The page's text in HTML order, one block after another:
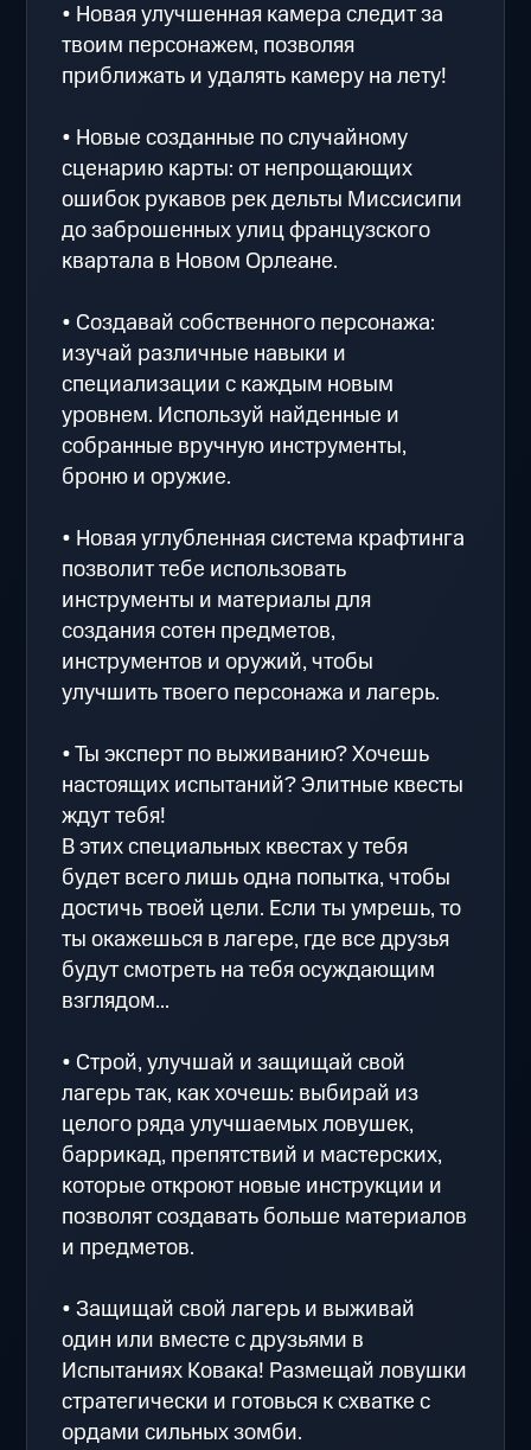
• Новая улучшенная камера следит за
твоим персонажем, позволяя
приближать и удалять камеру на лету!
• Новые созданные по случайному
сценарию карты: от непрощающих
ошибок рукавов рек дельты Миссисипи
до заброшенных улиц французского
квартала в Новом Орлеане.
• Создавай собственного персонажа:
изучай различные навыки и
специализации с каждым новым
уровнем. Используй найденные и
собранные вручную инструменты,
броню и оружие.
• Новая углубленная система крафтинга
позволит тебе использовать
инструменты и материалы для
создания сотен предметов,
инструментов и оружий, чтобы
улучшить твоего персонажа и лагерь.
• Ты эксперт по выживанию? Хочешь
настоящих испытаний? Элитные квесты
ждут тебя!
В этих специальных квестах у тебя
будет всего лишь одна попытка, чтобы
достичь твоей цели. Если ты умрешь, то
ты окажешься в лагере, где все друзья
будут смотреть на тебя осуждающим
взглядом...
• Строй, улучшай и защищай свой
лагерь так, как хочешь: выбирай из
целого ряда улучшаемых ловушек,
баррикад, препятствий и мастерских,
которые откроют новые инструкции и
позволят создавать больше материалов
и предметов.
• Защищай свой лагерь и выживай
один или вместе с друзьями в
Испытаниях Ковака! Размещай ловушки
стратегически и готовься к схватке с
ордами сильных зомби.